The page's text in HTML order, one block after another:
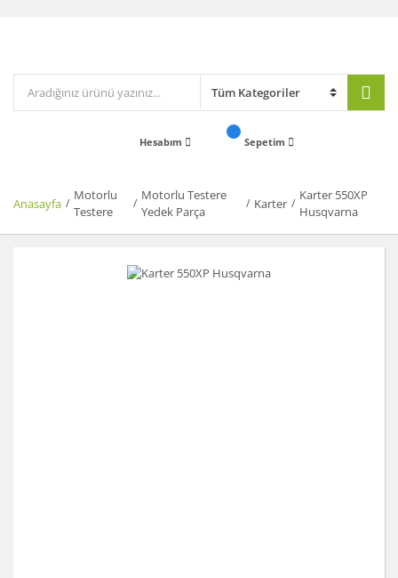
Hesabım Sepetim
Anasayfa
Motorlu
Testere
Motorlu Testere
Yedek Parça
Karter
Karter 550XP
Husqvarna